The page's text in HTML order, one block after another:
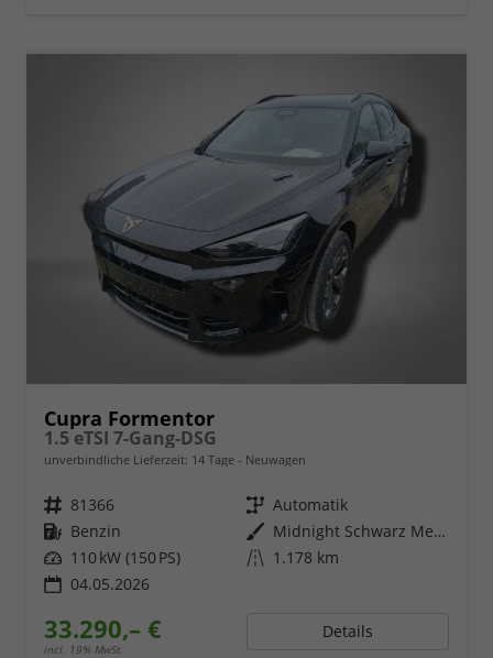
Cupra Formentor
1.5 eTSI 7-Gang-DSG
unverbindliche Lieferzeit: 14 Tage Neuwagen
Fahrzeugnr. 81366 Getriebe Automatik
Kraftstoff Benzin Außenfarbe
Midnight Schwarz Metallic
Leistung 110 kW (150 PS) Kilometerstand 1.178 km
04.05.2026
33.290,– €
incl. 19% MwSt.
Details